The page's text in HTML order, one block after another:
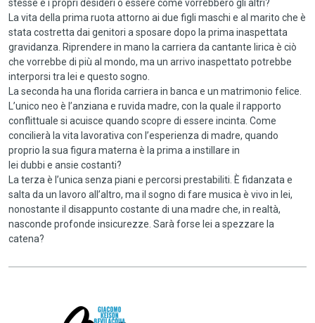
stesse e i propri desideri o essere come vorrebbero gli altri?
La vita della prima ruota attorno ai due figli maschi e al marito che è
stata costretta dai genitori a sposare dopo la prima inaspettata
gravidanza. Riprendere in mano la carriera da cantante lirica è ciò
che vorrebbe di più al mondo, ma un arrivo inaspettato potrebbe
interporsi tra lei e questo sogno.
La seconda ha una florida carriera in banca e un matrimonio felice.
L’unico neo è l’anziana e ruvida madre, con la quale il rapporto
conflittuale si acuisce quando scopre di essere incinta. Come
concilierà la vita lavorativa con l’esperienza di madre, quando
proprio la sua figura materna è la prima a instillare in
lei dubbi e ansie costanti?
La terza è l’unica senza piani e percorsi prestabiliti. È fidanzata e
salta da un lavoro all’altro, ma il sogno di fare musica è vivo in lei,
nonostante il disappunto costante di una madre che, in realtà,
nasconde profonde insicurezze. Sarà forse lei a spezzare la
catena?